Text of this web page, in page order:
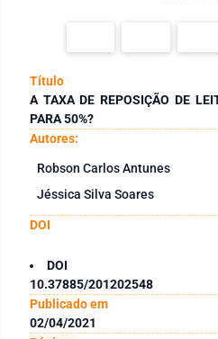
Título
A TAXA DE REPOSIÇÃO DE
PARA 50%?
Autores:
Robson Carlos Antunes
Jéssica Silva Soares
DOI
DOI
10.37885/201202548
Publicado em
02/04/2021